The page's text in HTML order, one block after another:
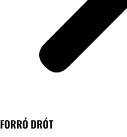
FORRÓ DRÓT